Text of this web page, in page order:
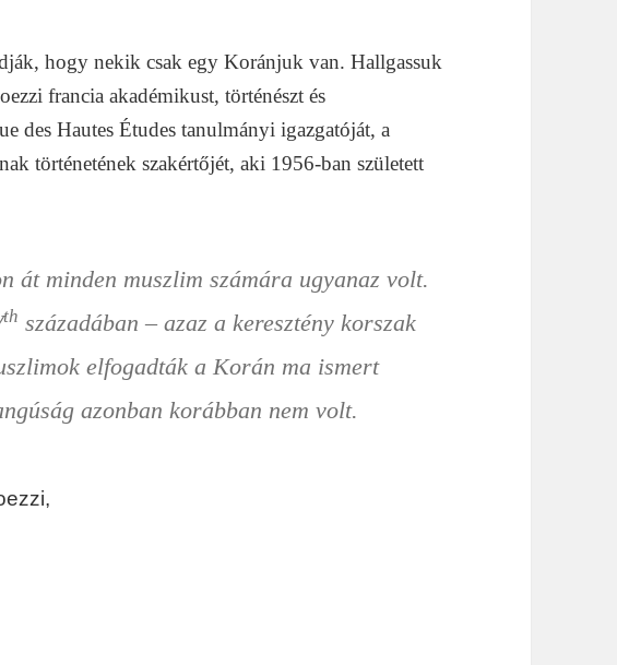
hogy nekik csak egy Koránjuk van. Hallgassuk
francia akadémikust, történészt és
des Hautes Études tanulmányi igazgatóját, a
történetének szakértőjét, aki 1956-ban született
át minden muszlim számára ugyanaz volt.
th századában – azaz a keresztény korszak
elfogadták a Korán ma ismert
azonban korábban nem volt.